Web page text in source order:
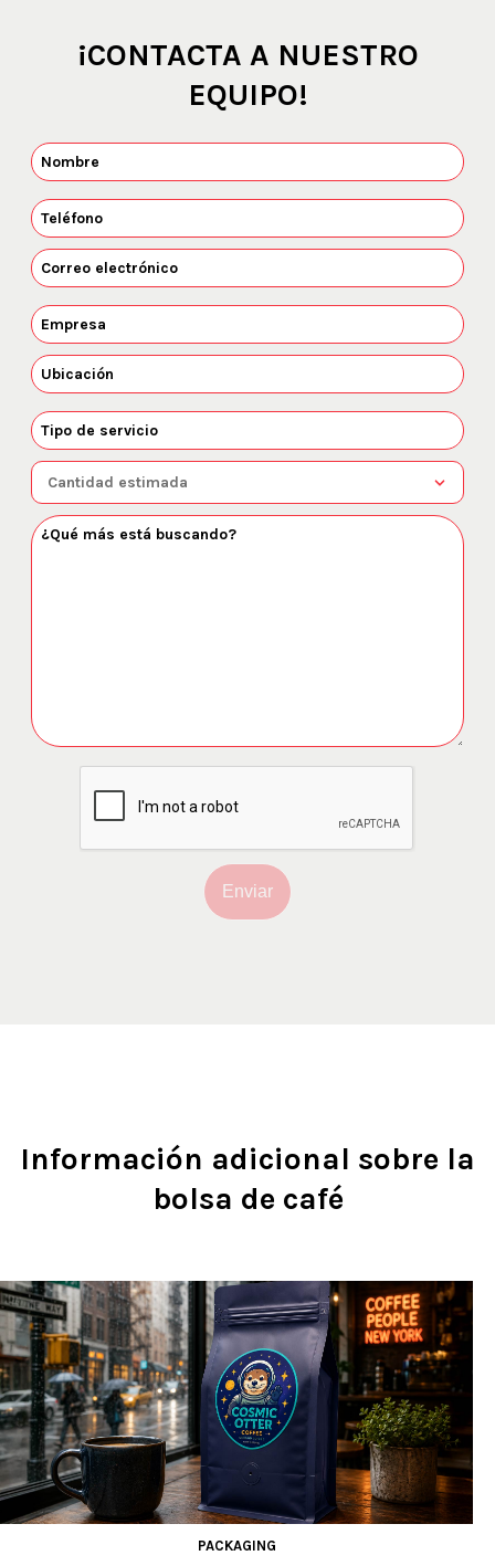
¡CONTACTA A NUESTRO
EQUIPO!
Enviar
Información adicional sobre la
bolsa de café
PACKAGING